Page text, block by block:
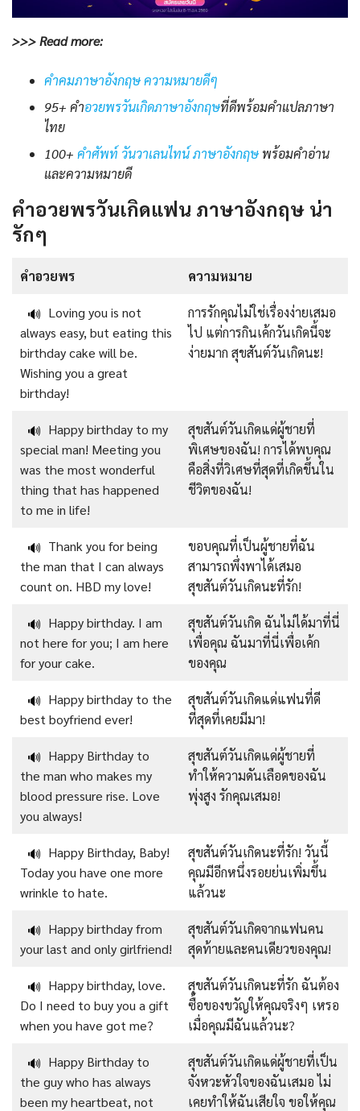
>>> Read more:
คําคมภาษาอังกฤษ ความหมายดีๆ
95+ คำอวยพรวันเกิดภาษาอังกฤษที่ดีพร้อมคำแปลภาษา
ไทย
100+ คําศัพท์ วันวาเลนไทน์ ภาษาอังกฤษพร้อมคําอ่าน
และความหมายดี
คําอวยพรวันเกิดแฟน ภาษาอังกฤษ น่า
รักๆ
คําอวยพร ความหมาย
🔊 Loving you is not
always easy, but eating this
birthday cake will be.
Wishing you a great
birthday!
การรักคุณไม่ใช่เรื่องง่ายเสมอ
ไป แต่การกินเค้กวันเกิดนี้จะ
ง่ายมาก สุขสันต์วันเกิดนะ!
🔊 Happy birthday to my
special man! Meeting you
was the most wonderful
thing that has happened
to me in life!
สุขสันต์วันเกิดแด่ผู้ชายที่
พิเศษของฉัน! การได้พบคุณ
คือสิ่งที่วิเศษที่สุดที่เกิดขึ้นใน
ชีวิตของฉัน!
🔊 Thank you for being
the man that I can always
count on. HBD my love!
ขอบคุณที่เป็นผู้ชายที่ฉัน
สามารถพึ่งพาได้เสมอ
สุขสันต์วันเกิดนะที่รัก!
🔊 Happy birthday. I am
not here for you; I am here
for your cake.
สุขสันต์วันเกิด ฉันไม่ได้มาที่นี่
เพื่อคุณ ฉันมาที่นี่เพื่อเค้ก
ของคุณ
🔊 Happy birthday to the
best boyfriend ever!
สุขสันต์วันเกิดแด่แฟนที่ดี
ที่สุดที่เคยมีมา!
🔊 Happy Birthday to
the man who makes my
blood pressure rise. Love
you always!
สุขสันต์วันเกิดแด่ผู้ชายที่
ทำให้ความดันเลือดของฉัน
พุ่งสูง รักคุณเสมอ!
🔊 Happy Birthday, Baby!
Today you have one more
wrinkle to hate.
สุขสันต์วันเกิดนะที่รัก! วันนี้
คุณมีอีกหนึ่งรอยย่นเพิ่มขึ้น
แล้วนะ
🔊 Happy birthday from
your last and only girlfriend!
สุขสันต์วันเกิดจากแฟนคน
สุดท้ายและคนเดียวของคุณ!
🔊 Happy birthday, love.
Do I need to buy you a gift
when you have got me?
สุขสันต์วันเกิดนะที่รัก ฉันต้อง
ซื้อของขวัญให้คุณจริงๆ เหรอ
เมื่อคุณมีฉันแล้วนะ?
🔊 Happy Birthday to
the guy who has always
been my heartbeat, not
สุขสันต์วันเกิดแด่ผู้ชายที่เป็น
จังหวะหัวใจของฉันเสมอ ไม่
เคยทำให้ฉันเสียใจ ขอให้คุณ